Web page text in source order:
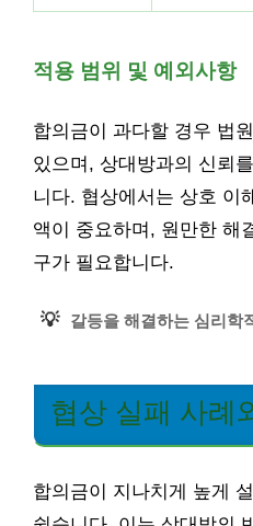
적용 범위 및 예외사항
합의금이 과다할 경우 법
있으며, 상대방과의 신뢰
니다. 협상에서는 상호 이
액이 중요하며, 원만한 해
구가 필요합니다.
💡 갈등을 해결하는 심리학
협상 실패 사례
합의금이 지나치게 높게